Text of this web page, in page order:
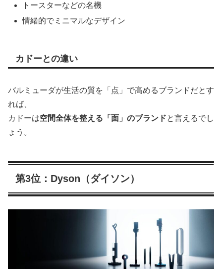
トースターなどの名機
情緒的でミニマルなデザイン
カドーとの違い
バルミューダが生活の質を「点」で高めるブランドだとす
れば、
カドーは空間全体を整える「面」のブランドと言えるでし
ょう。
第3位：Dyson（ダイソン）